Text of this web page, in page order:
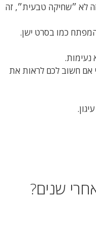
זה לא ״שחיקה טבעית״, זה
כמו בסרט ישן.
נעימות.
אם חשוב לכם לראות את
שנים?